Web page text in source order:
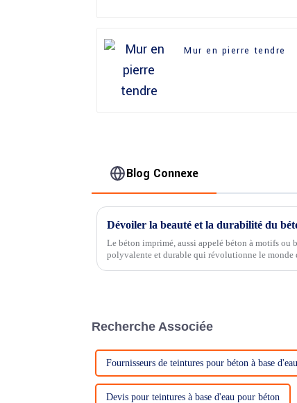
Mur en pierre tendre
Blog Connexe
Dévoiler la beauté et la durabilité du
Le béton imprimé, aussi appelé béton à motifs ou
polyvalente et durable qui révolutionne le monde
Recherche Associée
Fournisseurs de teintures pour béton à base d'eau
Devis pour teintures à base d'eau pour béton